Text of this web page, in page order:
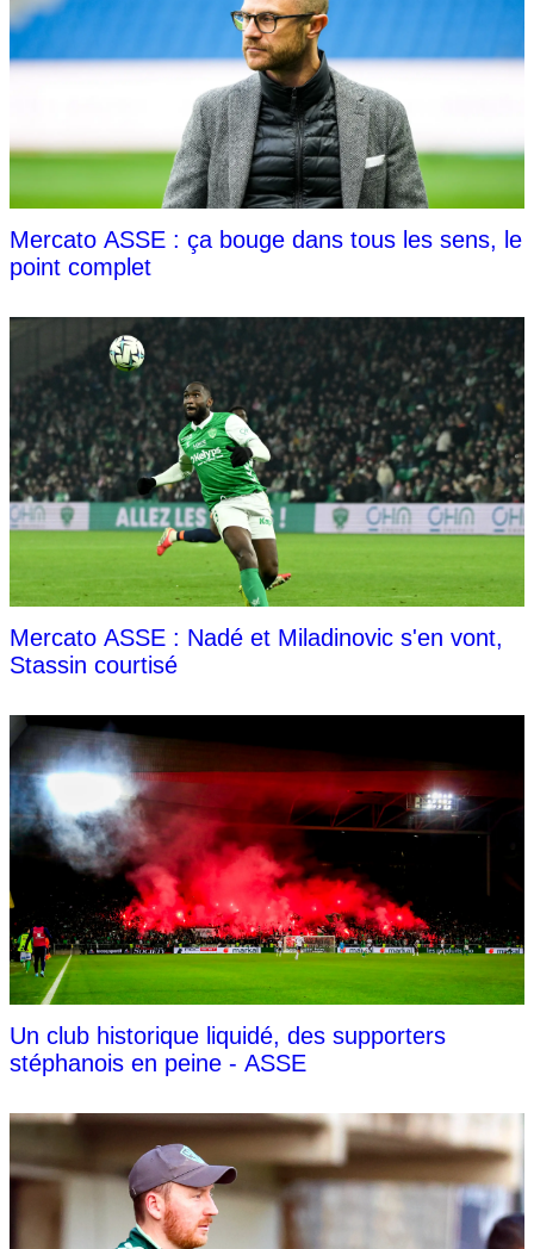
Mercato ASSE : ça bouge dans tous les sens, le
point complet
Mercato ASSE : Nadé et Miladinovic s'en vont,
Stassin courtisé
Un club historique liquidé, des supporters
stéphanois en peine - ASSE